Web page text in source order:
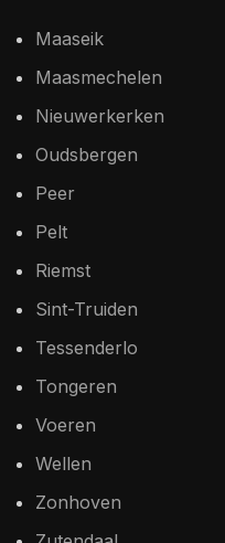
Maaseik
Maasmechelen
Nieuwerkerken
Oudsbergen
Peer
Pelt
Riemst
Sint-Truiden
Tessenderlo
Tongeren
Voeren
Wellen
Zonhoven